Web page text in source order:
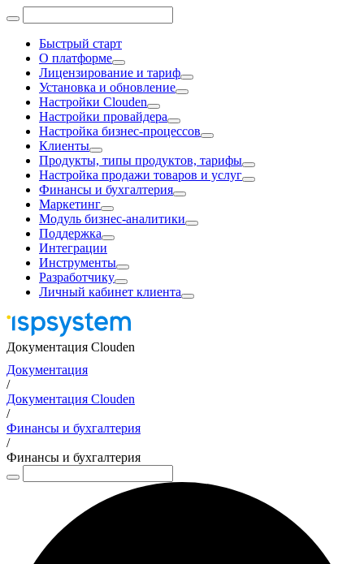
Быстрый старт
О платформе
Лицензирование и тариф
Установка и обновление
Настройки Clouden
Настройки провайдера
Настройка бизнес-процессов
Клиенты
Продукты, типы продуктов, тарифы
Настройка продажи товаров и услуг
Финансы и бухгалтерия
Маркетинг
Модуль бизнес-аналитики
Поддержка
Интеграции
Инструменты
Разработчику
Личный кабинет клиента
Документация Clouden
Документация
/
Документация Clouden
/
Финансы и бухгалтерия
/
Финансы и бухгалтерия